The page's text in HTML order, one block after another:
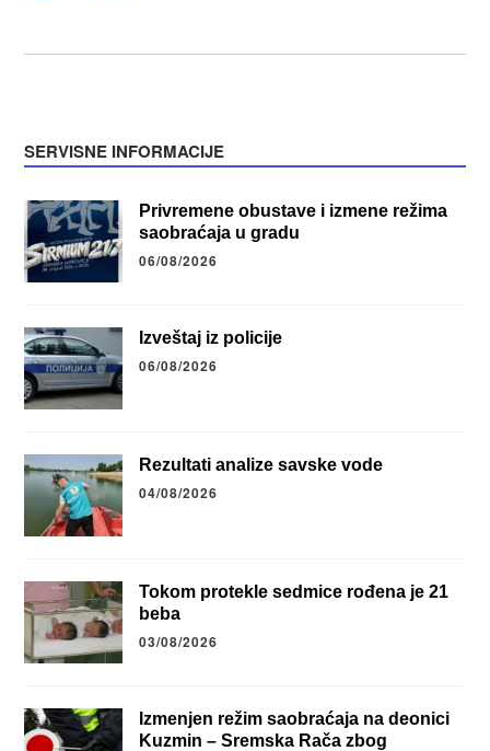
SERVISNE INFORMACIJE
Privremene obustave i izmene režima
saobraćaja u gradu
06/08/2026
Izveštaj iz policije
06/08/2026
Rezultati analize savske vode
04/08/2026
Tokom protekle sedmice rođena je 21
beba
03/08/2026
Izmenjen režim saobraćaja na deonici
Kuzmin – Sremska Rača zbog